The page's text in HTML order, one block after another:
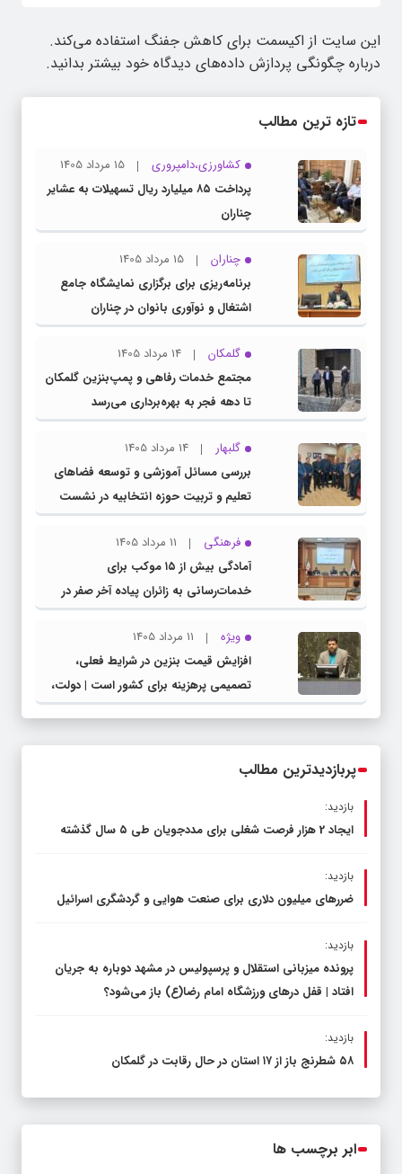
این سایت از اکیسمت برای کاهش جفنگ استفاده می‌کند.
درباره چگونگی پردازش داده‌های دیدگاه خود بیشتر بدانید.
تازه ترین مطالب
کشاورزی،دامپروری
15 مرداد 1405
پرداخت ۸۵ میلیارد ریال تسهیلات به عشایر
چناران
چناران
15 مرداد 1405
برنامه‌ریزی برای برگزاری نمایشگاه جامع
اشتغال و نوآوری بانوان در چناران
گلمکان
14 مرداد 1405
مجتمع خدمات رفاهی و پمپ‌بنزین گلمکان
تا دهه فجر به بهره‌برداری می‌رسد
گلبهار
14 مرداد 1405
بررسی مسائل آموزشی و توسعه فضاهای
تعلیم و تربیت حوزه انتخابیه در نشست
مشترک عضو کمیسیون آموزش مجلس با
مدیرکل آموزش و پرورش خراسان رضوی
فرهنگی
11 مرداد 1405
آمادگی بیش از ۱۵ موکب برای
خدمات‌رسانی به زائران پیاده آخر صفر در
شهرستان چناران
ویژه
11 مرداد 1405
افزایش قیمت بنزین در شرایط فعلی،
تصمیمی پرهزینه برای کشور است | دولت،
قاچاق سوخت و عوامل اصلی ناترازی را
پربازدیدترین مطالب
بازدید:
ایجاد 2 هزار فرصت شغلی برای مددجویان طی ۵ سال گذشته
بازدید:
ضررهای میلیون دلاری برای صنعت هوایی و گردشگری اسرائیل
بازدید:
پرونده میزبانی استقلال و پرسپولیس در مشهد دوباره به جریان
افتاد | قفل در‌های ورزشگاه امام رضا(ع) باز می‌شود؟
بازدید:
۵۸ شطرنج‌ باز از ۱۷ استان در حال رقابت در گلمکان
ابر برچسب ها